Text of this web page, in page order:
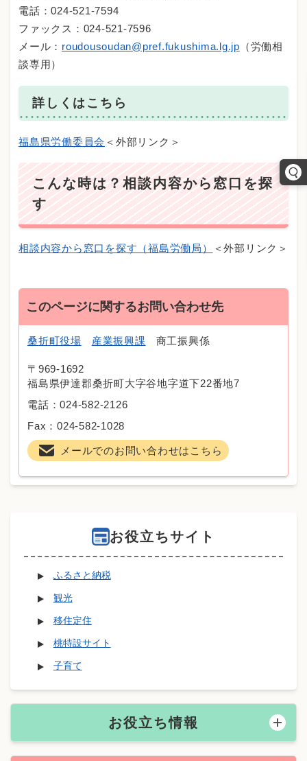
電話：024-521-7594
ファックス：024-521-7596
メール： roudousoudan@pref.fukushima.lg.jp （労働相
談専用）
詳しくはこちら
福島県労働委員会 ＜外部リンク＞
こんな時は？相談内容から窓口を探
す
相談内容から窓口を探す（福島労働局） ＜外部リンク＞
このページに関するお問い合わせ先
桑折町役場 産業振興課 商工振興係
〒969-1692
福島県伊達郡桑折町大字谷地字道下22番地7
電話：024-582-2126
Fax：024-582-1028
メールでのお問い合わせはこちら
お役立ちサイト
ふるさと納税
観光
移住定住
桃特設サイト
子育て
お役立ち情報